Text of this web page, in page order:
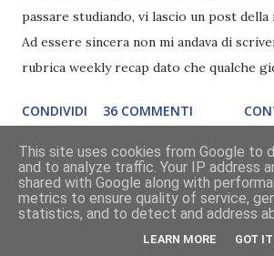
passare studiando, vi lascio un post
Ad essere sincera non mi andava di
rubrica weekly recap dato che qualche
troppo creare un nuovo banner xD
parlerò di cosa non sopporto in un libro,
Cosa mi fa alzare gli occhi al cielo
Quante volte vi è capitato di trovare
di dire in un libro? Ad esempio, i capelli
RAGAZZI nei libri hanno i capelli
CONDIVIDI 36 COMMENTI
This site uses cookies from Google to
and to analyze traffic. Your IP address
shared with Google along with
metrics to ensure quality of service,
statistics, and to detect and address
LEARN MORE GOT IT